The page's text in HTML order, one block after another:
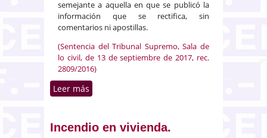
semejante a aquella en que se publicó la
información que se rectifica, sin
comentarios ni apostillas.
(Sentencia del Tribunal Supremo, Sala de
lo civil, de 13 de septiembre de 2017, rec.
2809/2016)
Leer más
Incendio en vivienda.